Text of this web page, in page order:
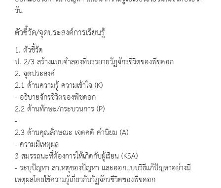
วัน
ตัวชี้วัด/จุดประสงค์การเรียนรู้
1. ตัวชี้วัด
ป. 2/3 สร้างแบบจำลองที่บรรยายวัฏจักรชีวิตของพืชดอก
2. จุดประสงค์
2.1 ด้านความรู้ ความเข้าใจ (K)
- อธิบายจักรชีวิตของพืชดอก
2.2 ด้านทักษะ/กระบวนการ (P)
-
2.3 ด้านคุณลักษณะ เจตคติ ค่านิยม (A)
- ความมีเหตุผล
3 สมรรถนะที่ต้องการให้เกิดกับผู้เรียน (KSA)
- ระบุปัญหา สาเหตุของปัญหา และออกแบบวิธีแก้ปัญหาอย่างมี
เหตุผลโดยใช้ความรู้เกี่ยวกับวัฏจักรชีวิตของพืชดอก